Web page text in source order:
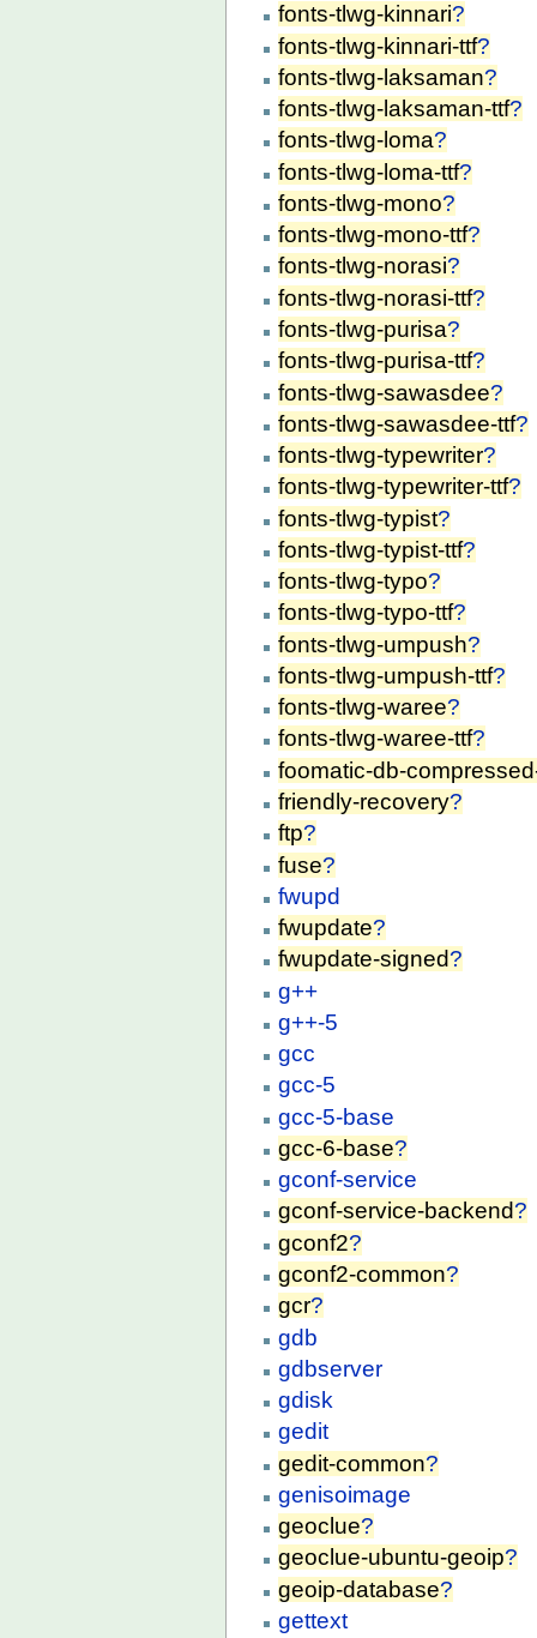
fonts-tlwg-kinnari?
fonts-tlwg-kinnari-ttf?
fonts-tlwg-laksaman?
fonts-tlwg-laksaman-ttf?
fonts-tlwg-loma?
fonts-tlwg-loma-ttf?
fonts-tlwg-mono?
fonts-tlwg-mono-ttf?
fonts-tlwg-norasi?
fonts-tlwg-norasi-ttf?
fonts-tlwg-purisa?
fonts-tlwg-purisa-ttf?
fonts-tlwg-sawasdee?
fonts-tlwg-sawasdee-ttf?
fonts-tlwg-typewriter?
fonts-tlwg-typewriter-ttf?
fonts-tlwg-typist?
fonts-tlwg-typist-ttf?
fonts-tlwg-typo?
fonts-tlwg-typo-ttf?
fonts-tlwg-umpush?
fonts-tlwg-umpush-ttf?
fonts-tlwg-waree?
fonts-tlwg-waree-ttf?
foomatic-db-
friendly-recovery?
ftp?
fuse?
fwupd
fwupdate?
fwupdate-signed?
g++
g++-5
gcc
gcc-5
gcc-5-base
gcc-6-base?
gconf-service
gconf-service-backend?
gconf2?
gconf2-common?
gcr?
gdb
gdbserver
gdisk
gedit
gedit-common?
genisoimage
geoclue?
geoclue-ubuntu-geoip?
geoip-database?
gettext